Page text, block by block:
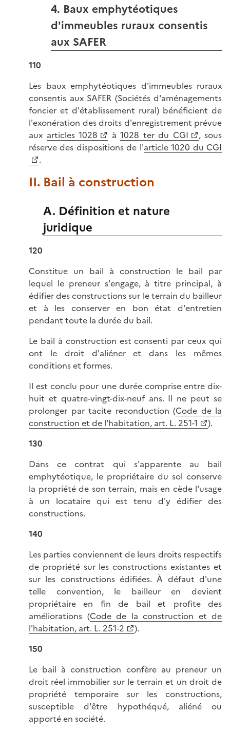
4. Baux emphytéotiques
d'immeubles ruraux consentis
aux SAFER
110
Les baux emphytéotiques d'immeubles ruraux
consentis aux SAFER (Sociétés d'aménagements
foncier et d'établissement rural) bénéficient de
l'exonération des droits d'enregistrement prévue
aux articles 1028 à 1028 ter du CGI
, sous
réserve des dispositions de l'article 1020 du CGI
.
II. Bail à construction
A. Définition et nature
juridique
120
Constitue un bail à construction le bail par
lequel le preneur s'engage, à titre principal, à
édifier des constructions sur le terrain du bailleur
et à les conserver en bon état d'entretien
pendant toute la durée du bail.
Le bail à construction est consenti par ceux qui
ont le droit d'aliéner et dans les mêmes
conditions et formes.
Il est conclu pour une durée comprise entre dix-
huit et quatre-vingt-dix-neuf ans. Il ne peut se
prolonger par tacite reconduction (Code de la
construction et de l'habitation, art. L. 251-1
).
130
Dans ce contrat qui s'apparente au bail
emphytéotique, le propriétaire du sol conserve
la propriété de son terrain, mais en cède l'usage
à un locataire qui est tenu d'y édifier des
constructions.
140
Les parties conviennent de leurs droits respectifs
de propriété sur les constructions existantes et
sur les constructions édifiées. À défaut d'une
telle convention, le bailleur en devient
propriétaire en fin de bail et profite des
améliorations (Code de la construction et de
l'habitation, art. L. 251-2
).
150
Le bail à construction confère au preneur un
droit réel immobilier sur le terrain et un droit de
propriété temporaire sur les constructions,
susceptible d'être hypothéqué, aliéné ou
apporté en société.